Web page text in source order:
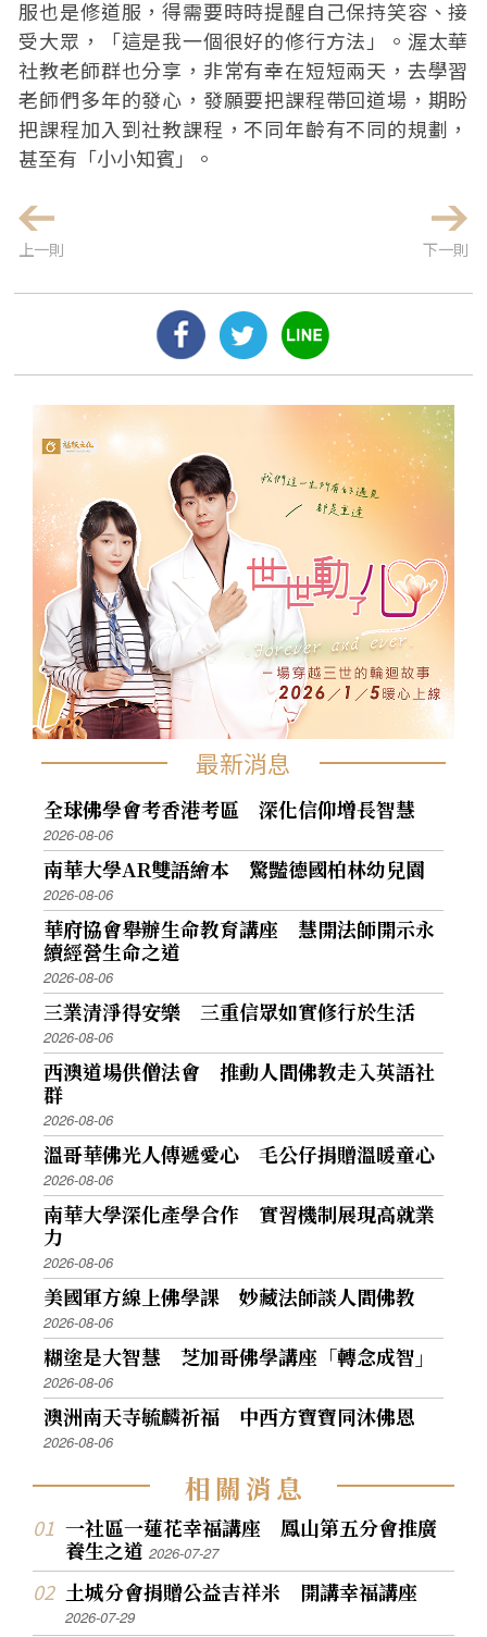
服也是修道服，得需要時時提醒自己保持笑容、接
受大眾，「這是我一個很好的修行方法」。渥太華
社教老師群也分享，非常有幸在短短兩天，去學習
老師們多年的發心，發願要把課程帶回道場，期盼
把課程加入到社教課程，不同年齡有不同的規劃，
甚至有「小小知賓」。
上一則 下一則
最新消息
全球佛學會考香港考區 深化信仰增長智慧
2026-08-06
南華大學AR雙語繪本 驚豔德國柏林幼兒園
2026-08-06
華府協會舉辦生命教育講座 慧開法師開示永
續經營生命之道
2026-08-06
三業清淨得安樂 三重信眾如實修行於生活
2026-08-06
西澳道場供僧法會 推動人間佛教走入英語社
群
2026-08-06
溫哥華佛光人傳遞愛心 毛公仔捐贈溫暖童心
2026-08-06
南華大學深化產學合作 實習機制展現高就業
力
2026-08-06
美國軍方線上佛學課 妙藏法師談人間佛教
2026-08-06
糊塗是大智慧 芝加哥佛學講座「轉念成智」
2026-08-06
澳洲南天寺毓麟祈福 中西方寶寶同沐佛恩
2026-08-06
相關消息
一社區一蓮花幸福講座 鳳山第五分會推廣
養生之道2026-07-27
土城分會捐贈公益吉祥米 開講幸福講座
2026-07-29